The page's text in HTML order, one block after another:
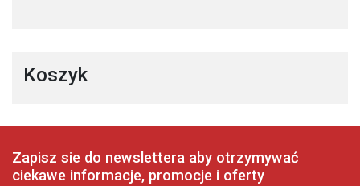
Koszyk
Zapisz sie do newslettera aby otrzymywać
ciekawe informacje, promocje i oferty